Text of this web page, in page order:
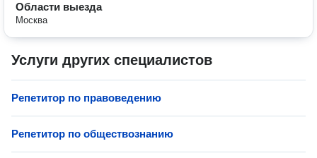
Области выезда
Москва
Услуги других специалистов
Репетитор по правоведению
Репетитор по обществознанию